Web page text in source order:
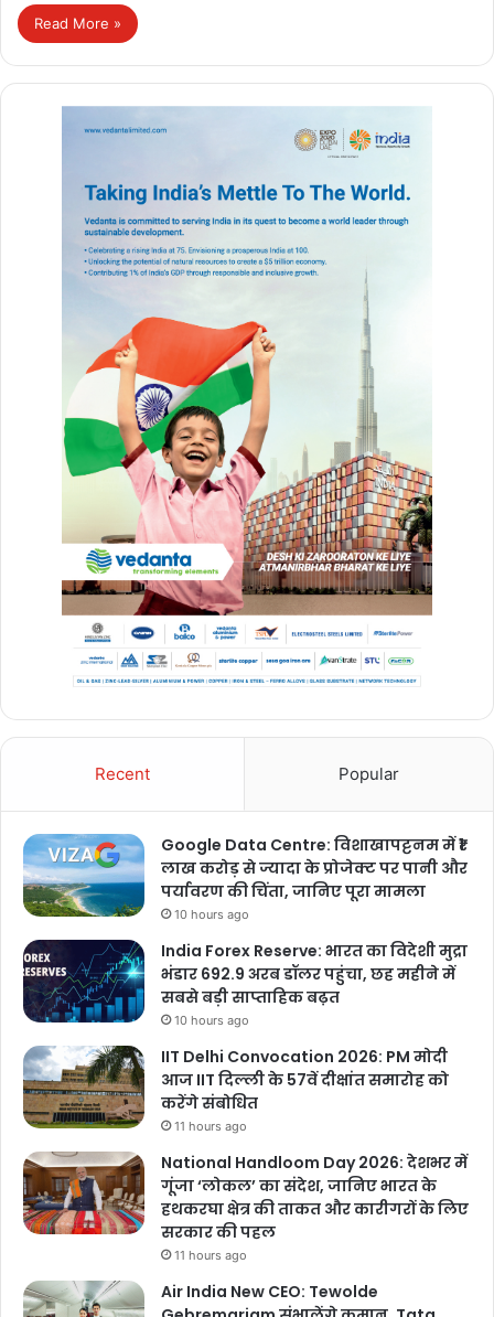
Read More »
Recent Popular
Google Data Centre: विशाखापट्टनम में ₹1
लाख करोड़ से ज्यादा के प्रोजेक्ट पर पानी और
पर्यावरण की चिंता, जानिए पूरा मामला
10 hours ago
India Forex Reserve: भारत का विदेशी मुद्रा
भंडार 692.9 अरब डॉलर पहुंचा, छह महीने में
सबसे बड़ी साप्ताहिक बढ़त
10 hours ago
IIT Delhi Convocation 2026: PM मोदी
आज IIT दिल्ली के 57वें दीक्षांत समारोह को
करेंगे संबोधित
11 hours ago
National Handloom Day 2026: देशभर में
गूंजा ‘लोकल’ का संदेश, जानिए भारत के
हथकरघा क्षेत्र की ताकत और कारीगरों के लिए
सरकार की पहल
11 hours ago
Air India New CEO: Tewolde